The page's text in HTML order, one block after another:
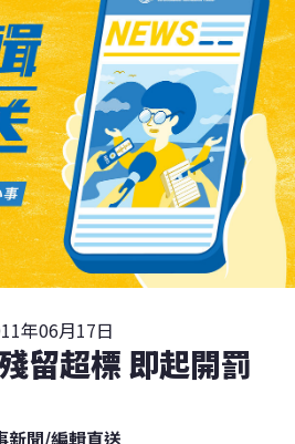
年06月17日
留超標 即起開罰
新聞/編輯直送